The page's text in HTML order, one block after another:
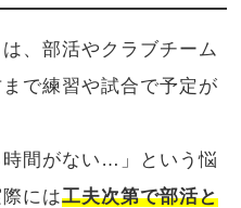
、部活やクラブチーム
で練習や試合で予定が
時間がない…」という悩
には工夫次第で部活と